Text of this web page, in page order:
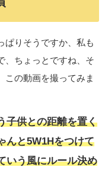
ぱりそうですか、私も
、ちょっとですね、そ
この動画を撮ってみま
子供との距離を置く
んと5W1Hをつけて
いう風にルール決め